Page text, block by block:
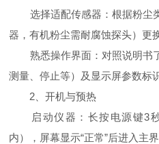
选择适配传感器：根据粉尘
器，有机粉尘需耐腐蚀探头）更
熟悉操作界面：对照说明书了
测量、停止等）及显示屏参数标
2、开机与预热
启动仪器：长按电源键3秒
内），屏幕显示“正常”后进入主界